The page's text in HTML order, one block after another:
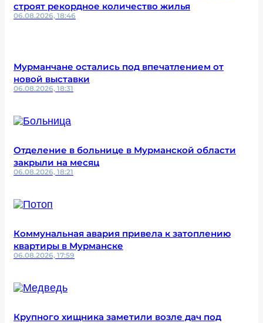
строят рекордное количество жилья
06.08.2026, 18:46
Мурманчане остались под впечатлением от
новой выставки
06.08.2026, 18:31
Отделение в больнице в Мурманской области
закрыли на месяц
06.08.2026, 18:21
Коммунальная авария привела к затоплению
квартиры в Мурманске
06.08.2026, 17:59
Крупного хищника заметили возле дач под